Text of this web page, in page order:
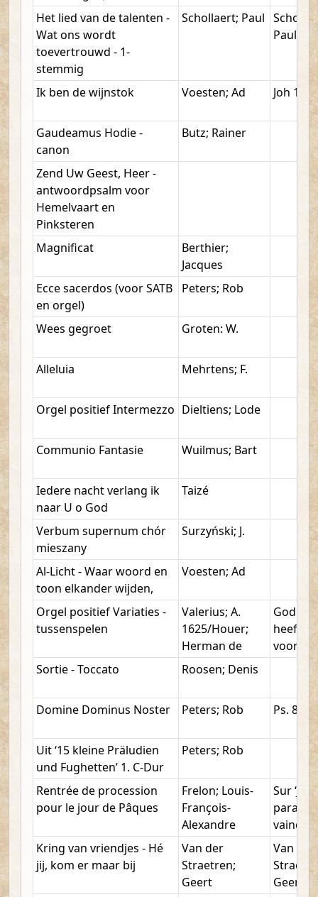
Het lied van de talenten -
Wat ons wordt
toevertrouwd - 1-
stemmig
Schollaert; Paul
Paul
Ik ben de wijnstok Voesten; Ad Joh 15:
Gaudeamus Hodie -
canon
Butz; Rainer
Zend Uw Geest, Heer -
antwoordpsalm voor
Hemelvaart en
Pinksteren
Magnificat
Berthier;
Jacques
Ecce sacerdos (voor SATB
en orgel)
Peters; Rob
Wees gegroet Groten: W.
Alleluia Mehrtens; F.
Orgel positief Intermezzo Dieltiens; Lode
Communio Fantasie Wuilmus; Bart
Iedere nacht verlang ik
naar U o God
Taizé
Verbum supernum chór
mieszany
Surzyński; J.
Al-Licht - Waar woord en
toon elkander wijden,
Voesten; Ad
Orgel positief Variaties -
tussenspelen
Valerius; A.
1625/Houer;
Herman de
God
heeft
Sortie - Toccato
Roosen; Denis
Domine Dominus Noster Peters; Rob Ps. 8, 2
Uit ‘15 kleine Präludien
und Fughetten’ 1. C-Dur
Peters; Rob
Rentrée de procession
pour le jour de Pâques
Frelon; Louis-
François-
Alexandre
Sur
parait
Kring van vriendjes - Hé
jij, kom er maar bij
Van der
Straetren;
Geert
Van der
Geert